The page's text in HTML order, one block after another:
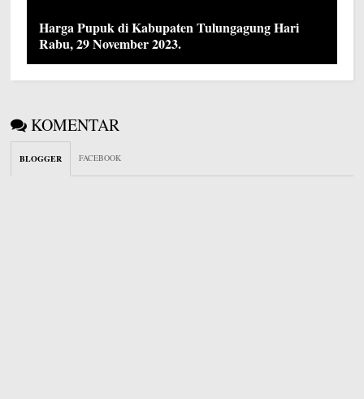
Harga Pupuk di Kabupaten Tulungagung Hari
Rabu, 29 November 2023.
KOMENTAR
BLOGGER FACEBOOK